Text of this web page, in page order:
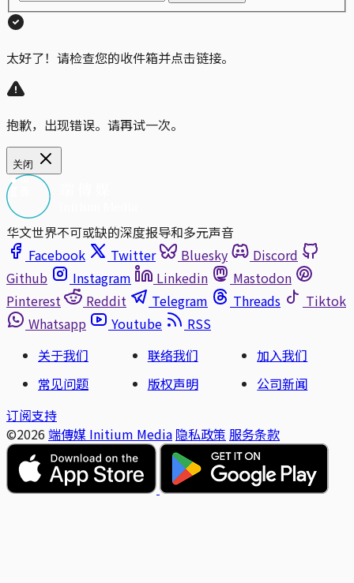
太好了！请检查您的收件箱并点击链接。
抱歉，出现错误。请再试一次。
关闭
华文世界不可或缺的深度报导和多元声音
Facebook
Twitter Bluesky
Discord
Github
Instagram Linkedin
Mastodon
Pinterest
Reddit Telegram Threads
Tiktok
Whatsapp
Youtube
RSS
关于我们
联络我们
加入我们
常见问题
版权声明
公司新闻
订阅支持
©2026 端傳媒 Initium Media 隐私政策 服务条款